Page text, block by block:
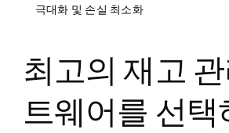
극대화 및 손실 최소화
최고의 재고
트웨어를 선택